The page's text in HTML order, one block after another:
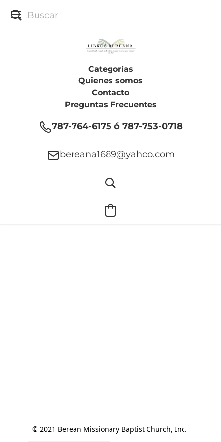
Categorías
Quienes somos
Contacto
Preguntas Frecuentes
787-764-6175 ó 787-753-0718
bereana1689@yahoo.com
© 2021 Berean Missionary Baptist Church, Inc.